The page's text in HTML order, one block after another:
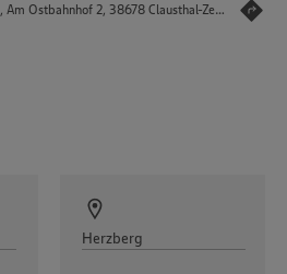
, Am Ostbahnhof 2, 38678 Clausthal-Zellerfeld
Herzberg